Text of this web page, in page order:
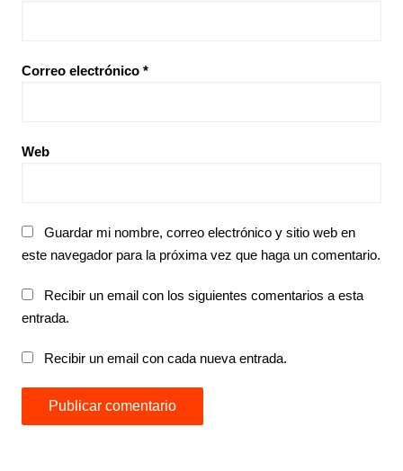
Correo electrónico *
Web
Guardar mi nombre, correo electrónico y sitio web en
este navegador para la próxima vez que haga un comentario.
Recibir un email con los siguientes comentarios a esta
entrada.
Recibir un email con cada nueva entrada.